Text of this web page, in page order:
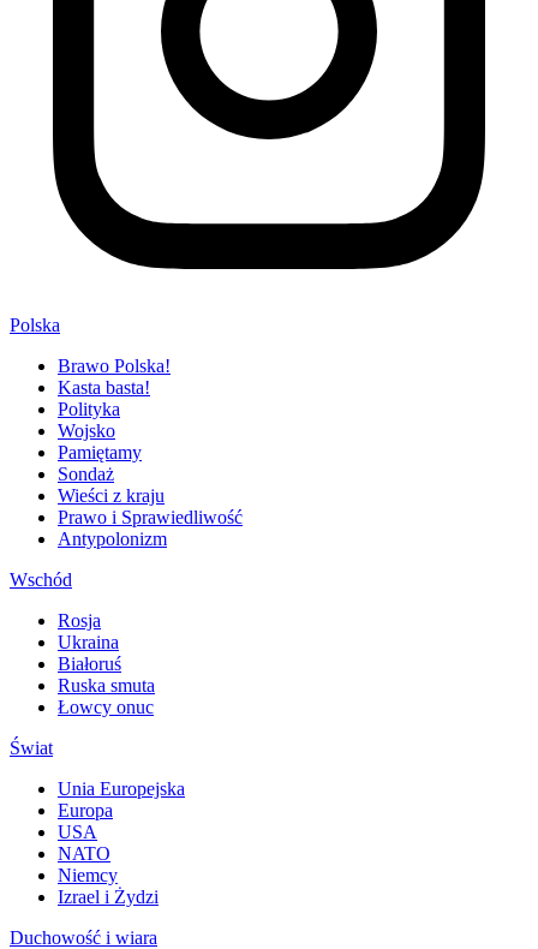
Polska
Brawo Polska!
Kasta basta!
Polityka
Wojsko
Pamiętamy
Sondaż
Wieści z kraju
Prawo i Sprawiedliwość
Antypolonizm
Wschód
Rosja
Ukraina
Białoruś
Ruska smuta
Łowcy onuc
Świat
Unia Europejska
Europa
USA
NATO
Niemcy
Izrael i Żydzi
Duchowość i wiara